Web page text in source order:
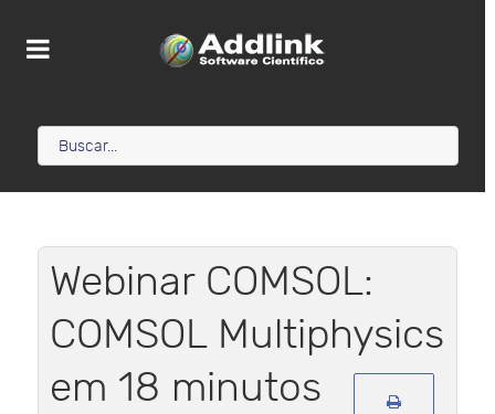
Webinar COMSOL:
COMSOL Multiphysics
em 18 minutos